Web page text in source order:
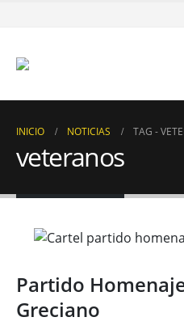
INICIO NOTICIAS TAG -
veteranos
Partido
Greciano